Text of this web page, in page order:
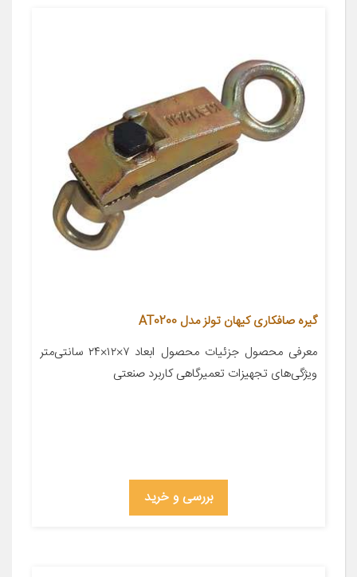
گیره صافکاری کیهان تولز مدل AT0200
معرفی محصول جزئیات محصول ابعاد ۷×۱۲×۲۴ سانتی‌متر
ویژگی‌های تجهیزات تعمیرگاهی کاربرد صنعتی
بررسی و خرید